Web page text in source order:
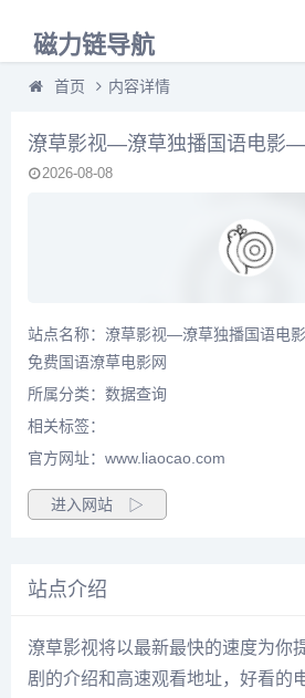
磁力链导航
首页 内容详情
2026-08-08
站点名称：潦草影视―潦草独播国语电
免费国语潦草电影网
所属分类： 数据查询
相关标签：
官方网址：www.liaocao.com
进入网站 ▷
站点介绍
潦草影视将以最新最快的速度为你
剧的介绍和高速观看地址，好看的